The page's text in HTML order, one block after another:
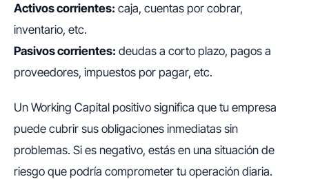
Activos corrientes: caja, cuentas por cobrar,
inventario, etc.
Pasivos corrientes: deudas a corto plazo, pagos a
proveedores, impuestos por pagar, etc.
Un Working Capital positivo significa que tu empresa
puede cubrir sus obligaciones inmediatas sin
problemas. Si es negativo, estás en una situación de
riesgo que podría comprometer tu operación diaria.